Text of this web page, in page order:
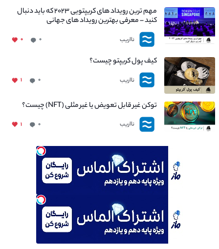
مهم ترین رویداد های کریپتویی ۲۰۲۳ که باید دنبال
کنید – معرفی بهترین رویداد های جهانی
نااریب ۰ ۰
کیف پول کریپتو چیست؟
نااریب ۰ ۱
توکن غیر قابل تعویض یا غیر مثلی (NFT) چیست؟
نااریب ۰ ۱